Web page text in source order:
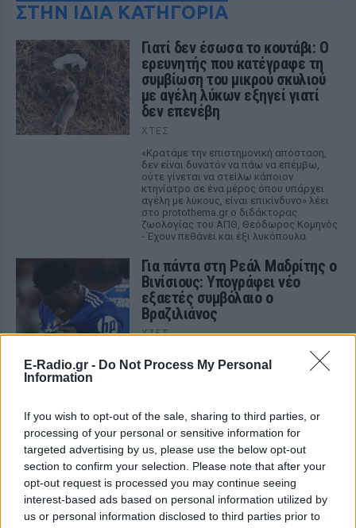
E-Radio.gr - Do Not Process My Personal
Information
If you wish to opt-out of the sale, sharing to third parties, or
processing of your personal or sensitive information for
targeted advertising by us, please use the below opt-out
section to confirm your selection. Please note that after your
opt-out request is processed you may continue seeing
interest-based ads based on personal information utilized by
us or personal information disclosed to third parties prior to
ΣΤΗΝ ΙΔΙΑ ΚΑΤΗΓΟΡΙΑ
Γιατί δεν έσωσα το κουτάβι: Ο
ερευνητής που κατέγραφε τη
συμβίωση του μικρού σκυλιού
με αγέλη λύκων εξηγεί γιατί
δεν επενέβη
ΧΤΕΣ
«Κρατάμε την επιστημονική απόσταση,
δεν είναι δυνατόν να πάω να επέμβω,
ούτε γίνεται να στείλω κάποιον
κτηνίατρο σε ένα μέρος όπου υπάρχει
αγέλη με λύκους, είναι επικίνδυνο» λέει
στο protothema.gr ο διδάκτορας
ζωολογίας του ΑΠΘ, Θεόδωρος Κομηνός
- Έχουν πεθάνει και έξι λυκόπουλα
Για πάντα στη Ρεάλ Μαδρίτης ο
Βινίσιους: Υπογράφει νέο
εξαετές συμβόλαιο ο
Βραζιλιάνος
ΧΤΕΣ
Σύμφωνα με τον Φαμπρίτσιο Ρομάνο ο
Βραζιλιάνος είναι έτοιμος να αποδεχτεί
Meta έξυπνα γυαλιά: Γιατί
εστιατόρια, παμπ και θέατρα
στη Βρετανία τα απαγορεύουν
ΧΤΕΣ
Από τον εστιάτορα Τζέρεμι Κινγκ ως την
αλυσίδα Wetherspoons και τον όμιλο ATG
Theatres, ολοένα περισσότεροι χώροι
εστίασης και ψυχαγωγίας κλείνουν την